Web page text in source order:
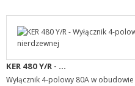
KER 480 Y/R - ...
Wyłącznik 4-polowy 80A w obudowie